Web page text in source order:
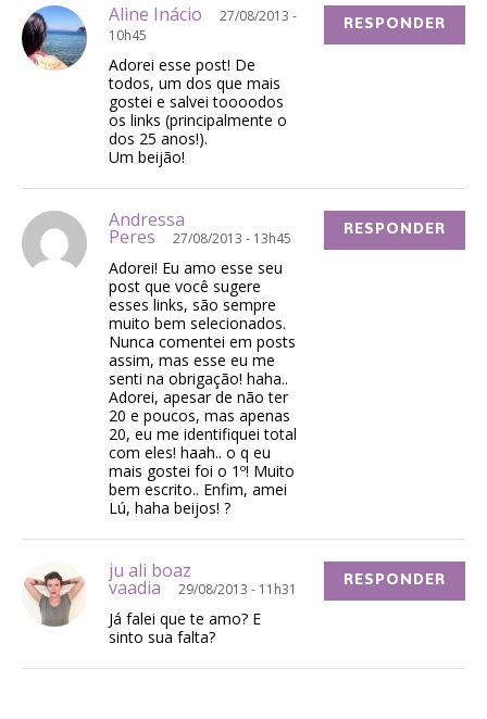
Aline Inácio
27/08/2013 -
10h45
Adorei esse post! De
todos, um dos que mais
gostei e salvei toooodos
os links (principalmente o
dos 25 anos!).
Um beijão!
RESPONDER
Andressa
Peres 27/08/2013 - 13h45
Adorei! Eu amo esse seu
post que você sugere
esses links, são sempre
muito bem selecionados.
Nunca comentei em posts
assim, mas esse eu me
senti na obrigação! haha..
Adorei, apesar de não ter
20 e poucos, mas apenas
20, eu me identifiquei total
com eles! haah.. o q eu
mais gostei foi o 1º! Muito
bem escrito.. Enfim, amei
Lú, haha beijos! ?
RESPONDER
ju ali boaz
vaadia 29/08/2013 - 11h31
Já falei que te amo? E
sinto sua falta?
RESPONDER